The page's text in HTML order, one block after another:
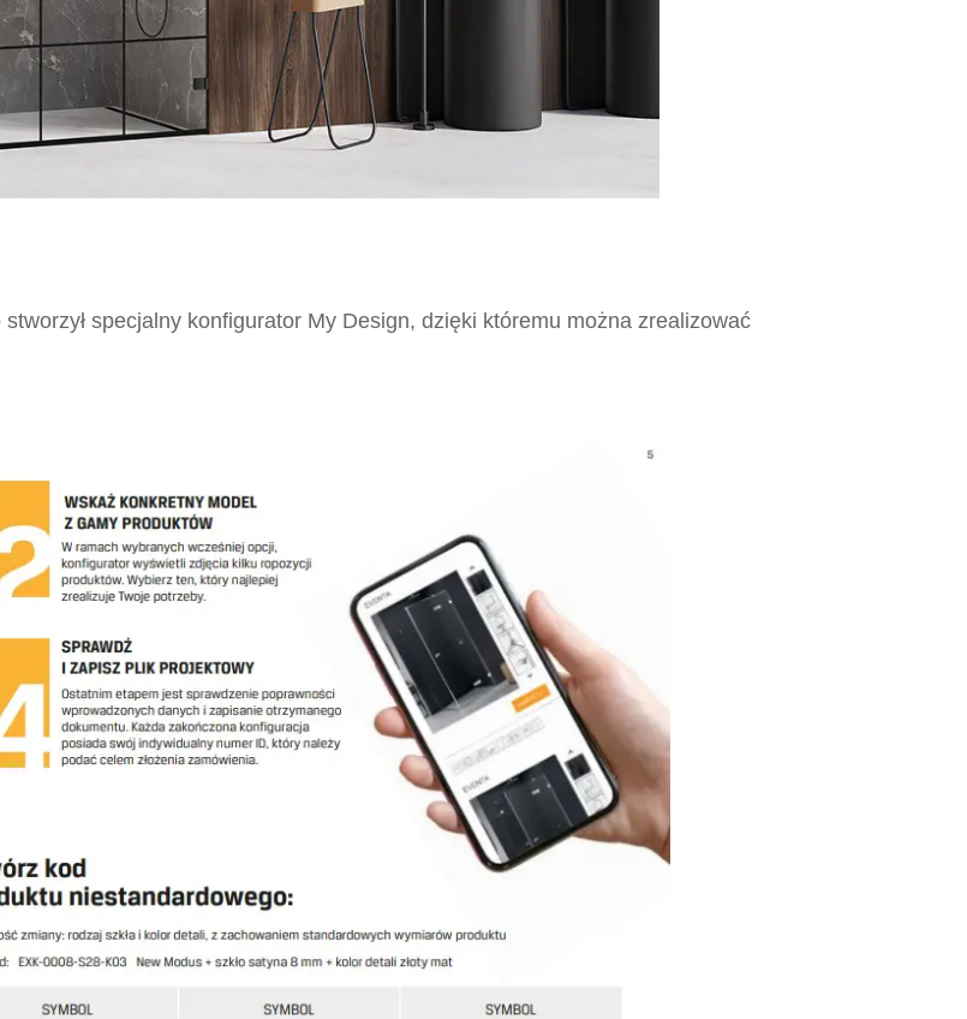
specjalny konfigurator My Design, dzięki któremu można zrealizować